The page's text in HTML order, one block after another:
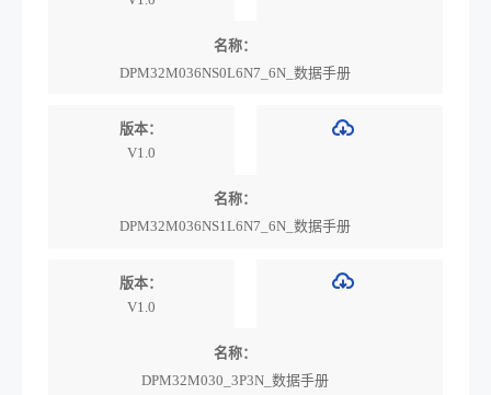
名称：
DPM32M036NS0L6N7_6N_数据手册
版本：
V1.0
名称：
DPM32M036NS1L6N7_6N_数据手册
版本：
V1.0
名称：
DPM32M030_3P3N_数据手册